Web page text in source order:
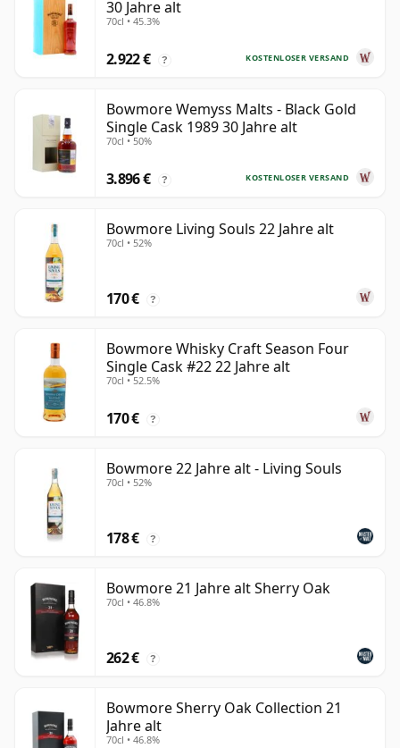
30 Jahre alt
70cl • 45.3%
KOSTENLOSER VERSAND
2.922 € ?
Bowmore Wemyss Malts - Black Gold
Single Cask 1989 30 Jahre alt
70cl • 50%
KOSTENLOSER VERSAND
3.896 € ?
Bowmore Living Souls 22 Jahre alt
70cl • 52%
170 € ?
Bowmore Whisky Craft Season Four
Single Cask #22 22 Jahre alt
70cl • 52.5%
170 € ?
Bowmore 22 Jahre alt - Living Souls
70cl • 52%
178 € ?
Bowmore 21 Jahre alt Sherry Oak
70cl • 46.8%
262 € ?
Bowmore Sherry Oak Collection 21
Jahre alt
70cl • 46.8%